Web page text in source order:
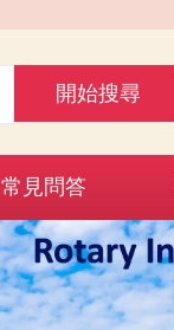
開始搜尋
常見問答